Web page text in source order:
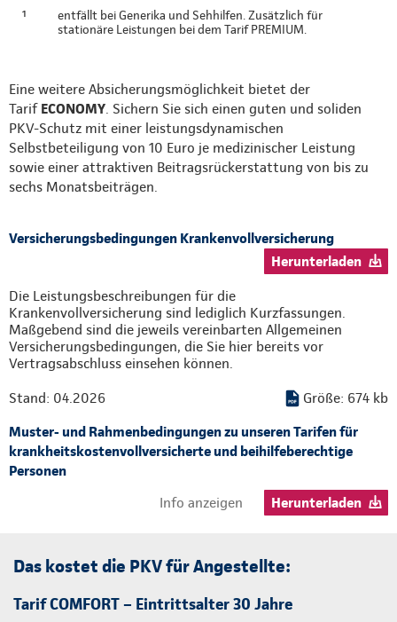
¹
entfällt bei Generika und Sehhilfen. Zusätzlich für
stationäre Leistungen bei dem Tarif PREMIUM.
Eine weitere Absicherungsmöglichkeit bietet der
Tarif ECONOMY. Sichern Sie sich einen guten und soliden
PKV-Schutz mit einer leistungsdynamischen
Selbstbeteiligung von 10 Euro je medizinischer Leistung
sowie einer attraktiven Beitragsrückerstattung von bis zu
sechs Monatsbeiträgen.
Versicherungsbedingungen Krankenvollversicherung
Herunterladen
Die Leistungsbeschreibungen für die
Krankenvollversicherung sind lediglich Kurzfassungen.
Maßgebend sind die jeweils vereinbarten Allgemeinen
Versicherungsbedingungen, die Sie hier bereits vor
Vertragsabschluss einsehen können.
Stand: 04.2026
Größe: 674 kb
Muster- und Rahmenbedingungen zu unseren Tarifen für
krankheitskostenvollversicherte und beihilfeberechtige
Personen
Info anzeigen
Herunterladen
Das kostet die PKV für Angestellte:
Tarif COMFORT – Eintrittsalter 30 Jahre